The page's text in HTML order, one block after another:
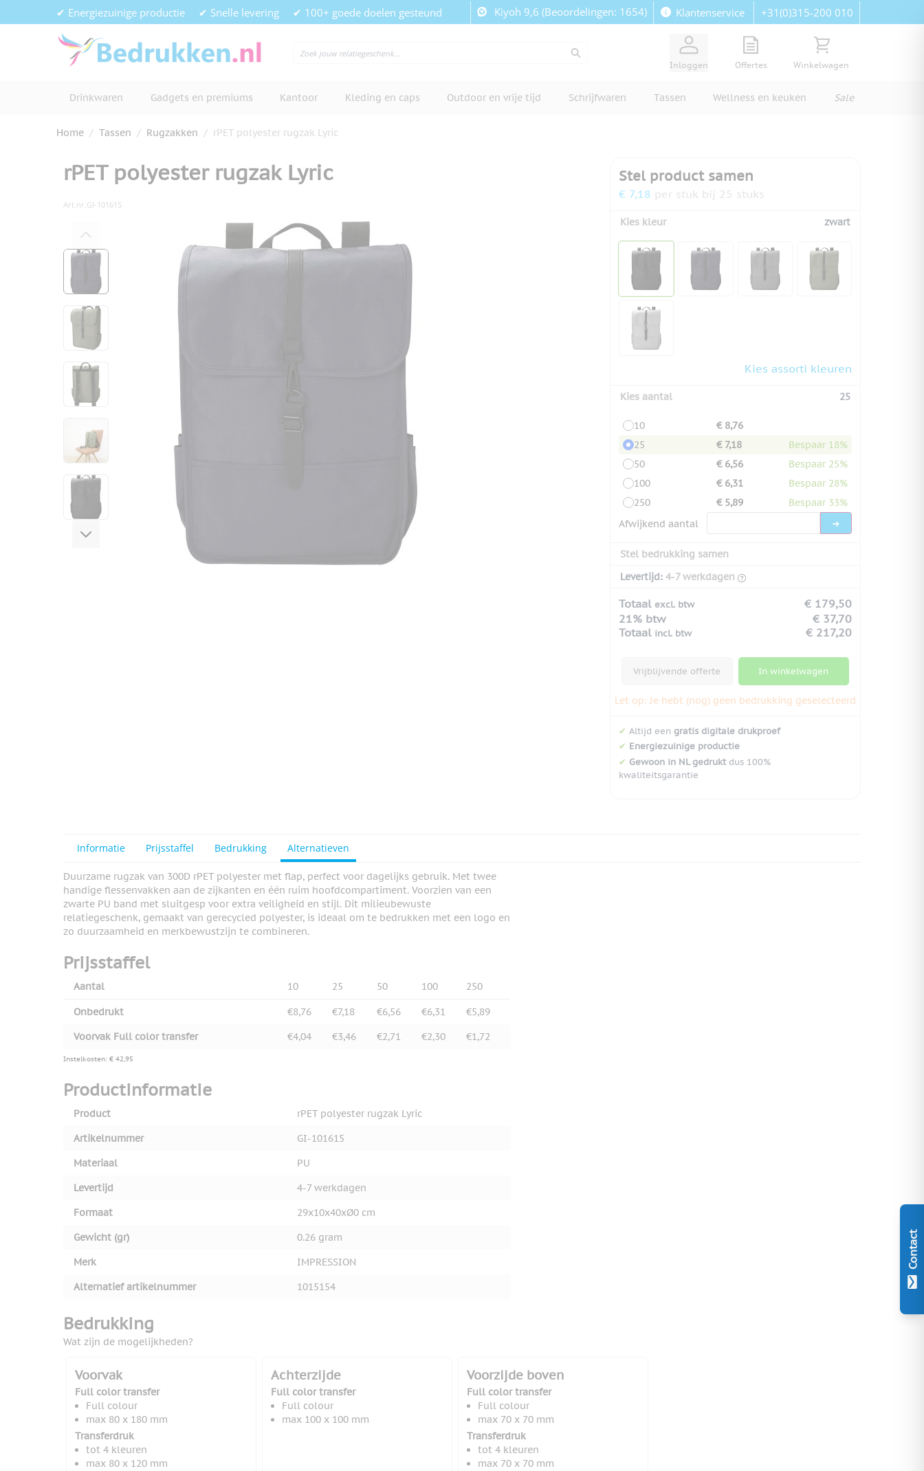
Contact
Ga naar de inhoud✔ Energiezuinige productie ✔ Snelle levering ✔ 100+ goede doelen gesteund Kiyoh 9,6 (Beoordelingen: 1654) Klantenservice +31(0)315-200 010
Inloggen
View quote, Quote is empty
Offertes
Bekijk winkelwagen,
Winkelwagen
Drinkwaren Gadgets en premiums Kantoor Kleding en caps Outdoor en vrije tijd Schrijfwaren Tassen Wellness en keuken Sale
Home / Tassen / Rugzakken / rPET polyester rugzak Lyric
rPET polyester rugzak Lyric
Art.nr.GI-101615
Klik om afbeelding op volledig scherm te bekijken
View larger image
View larger image
View larger image
View larger image
View larger image
View larger image
Stel product samen
€ 7,18 per stuk bij 25 stuks
Kies kleur zwart
Kies assorti kleuren
Kies aantal 25
10
€ 8,76
25
€ 7,18
Bespaar 18%
50
€ 6,56
Bespaar 25%
100
€ 6,31
Bespaar 28%
250
€ 5,89
Bespaar 33%
Afwijkend aantal
Stel bedrukking samen
Levertijd: 4-7 werkdagen
Totaal excl. btw
€ 179,50
21% btw
€ 37,70
Totaal incl. btw € 217,20
Vrijblijvende offerte In winkelwagen
Let op: Je hebt (nog) geen bedrukking geselecteerd
✔ Altijd een gratis digitale drukproef
✔ Energiezuinige productie
✔ Gewoon in NL gedruktdus 100%
kwaliteitsgarantie
Informatie Prijsstaffel Bedrukking Alternatieven
Duurzame rugzak van 300D rPET polyester met flap, perfect voor dagelijks gebruik. Met twee
handige flessenvakken aan de zijkanten en één ruim hoofdcompartiment. Voorzien van een
zwarte PU band met sluitgesp voor extra veiligheid en stijl. Dit milieubewuste
relatiegeschenk, gemaakt van gerecycled polyester, is ideaal om te bedrukken met een logo en
zo duurzaamheid en merkbewustzijn te combineren.
Prijsstaffel
Aantal 10 25 50 100 250
Onbedrukt €8,76 €7,18 €6,56 €6,31
€5,89
Voorvak Full color transfer
€4,04 €3,46 €2,71 €2,30 €1,72
Instelkosten: € 42,95
Productinformatie
Product
rPET polyester rugzak Lyric
Artikelnummer
GI-101615
Materiaal
PU
Levertijd
4-7 werkdagen
Formaat
29x10x40xØ0 cm
Gewicht (gr)
0.26 gram
Merk
IMPRESSION
Alternatief artikelnummer
1015154
Bedrukking
Wat zijn de mogelijkheden?
Voorvak
Full color transfer
Full colour
max 80 x 180 mm
Transferdruk
tot 4 kleuren
max 80 x 120 mm
Achterzijde
Full color transfer
Full colour
max 100 x 100 mm
Voorzijde boven
Full color transfer
Full colour
max 70 x 70 mm
Transferdruk
tot 4 kleuren
max 70 x 70 mm